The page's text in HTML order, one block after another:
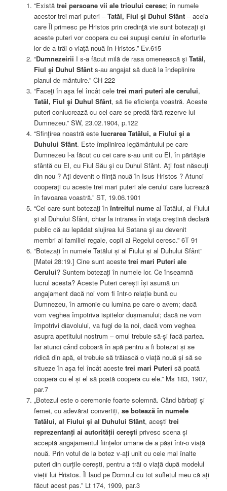
“Există trei persoane vii ale trioului ceresc; în numele
acestor trei mari puteri –Tatăl, Fiul şi Duhul Sfânt– aceia
care Îl primesc pe Hristos prin credinţă vie sunt botezaţi şi
aceste puteri vor coopera cu cei supuşi cerului în eforturile
lor de a trăi o viaţă nouă în Hristos.” Ev.615
“Dumnezeirii I s-a făcut milă de rasa omenească şi Tatăl,
Fiul şi Duhul Sfânts-au angajat să ducă la îndeplinire
planul de mântuire.” CH 222
“Faceţi în aşa fel încât cele trei mari puteri ale cerului,
Tatăl, Fiul şi Duhul Sfânt, să fie eficienţa voastră. Aceste
puteri conlucrează cu cel care se predă fără rezerve lui
Dumnezeu.” SW, 23.02.1904, p.122
“Sfinţirea noastră este lucrarea Tatălui, a Fiului şi a
Duhului Sfânt. Este împlinirea legământului pe care
Dumnezeu l-a făcut cu cei care s-au unit cu El, în părtăşie
sfântă cu El, cu Fiul Său şi cu Duhul Sfânt. Aţi fost născuţi
din nou ? Aţi devenit o fiinţă nouă în Isus Hristos ? Atunci
cooperaţi cu aceste trei mari puteri ale cerului care lucrează
în favoarea voastră.” ST, 19.06.1901
“Cei care sunt botezaţi în întreitul numeal Tatălui, al Fiului
şi al Duhului Sfânt, chiar la intrarea în viaţa creştină declară
public că au lepădat slujirea lui Satana şi au devenit
membri ai familiei regale, copii ai Regelui ceresc.” 6T 91
“Botezați în numele Tatălui și al Fiului și al Duhului Sfânt”
[Matei 28:19.] Cine sunt aceste trei mari Puteri ale
Cerului? Suntem botezați în numele lor. Ce înseamnă
lucrul acesta? Aceste Puteri cerești își asumă un
angajament dacă noi vom fi într-o relație bună cu
Dumnezeu, în armonie cu lumina pe care o avem; dacă
vom veghea împotriva ispitelor dușmanului; dacă ne vom
împotrivi diavolului, va fugi de la noi, dacă vom veghea
asupra apetitului nostrum – omul trebuie să-și facă partea.
Iar atunci când coboară în apă pentru a fi botezat și se
ridică din apă, el trebuie să trăiască o viață nouă și să se
situeze în așa fel încât aceste trei mari Puteri să poată
coopera cu el și el să poată coopera cu ele.” Ms 183, 1907,
par.7
„Botezul este o ceremonie foarte solemnă. Când bărbați și
femei, cu adevărat convertiți, se botează în numele
Tatălui, al Fiului și al Duhului Sfânt, acești trei
reprezentanți ai autorității cerești privesc scena și
acceptă angajamentul ființelor umane de a păși într-o viață
nouă. Prin votul de la botez v-ați unit cu cele mai înalte
puteri din curțile cerești, pentru a trăi o viață după modelul
vieții lui Hristos. Îl laud pe Domnul cu tot sufletul meu că ați
făcut acest pas.” Lt 174, 1909, par.3